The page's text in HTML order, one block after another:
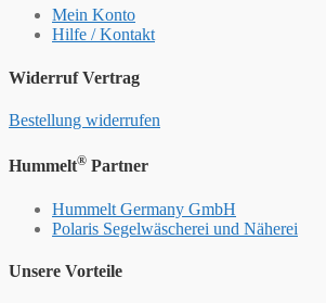
Mein Konto
Hilfe / Kontakt
Widerruf Vertrag
Bestellung widerrufen
Hummelt® Partner
Hummelt Germany GmbH
Polaris Segelwäscherei und Näherei
Unsere Vorteile